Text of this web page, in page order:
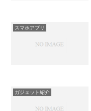
スマホアプリ
ガジェット紹介